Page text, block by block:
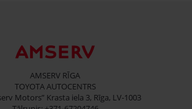
AMSERV RĪGA
TOYOTA AUTOCENTRS
Motors” Krasta iela 3, Rīga, LV-1003